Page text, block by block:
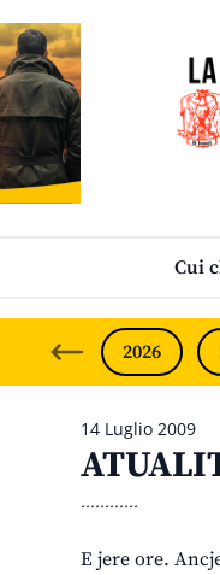
Cui
2026
14 Luglio 2009
............
E jere ore.